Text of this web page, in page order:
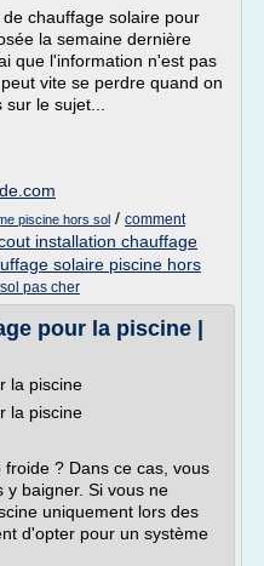
chauffage solaire pour
la semaine dernière
que l'information n'est pas
vite se perdre quand on
le sujet...
piscine hors sol / comment
installation chauffage
solaire piscine hors
pas cher
pour la piscine |
la piscine
la piscine
? Dans ce cas, vous
y baigner. Si vous ne
uniquement lors des
d'opter pour un système